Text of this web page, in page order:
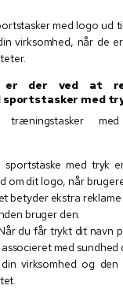
med logo ud
virksomhed, når de
er der ved at
sportstasker med
træningstasker
sportstaske med tryk
om dit logo, når
betyder ekstra
bruger den.
du får trykt dit navn
associeret med
virksomhed og